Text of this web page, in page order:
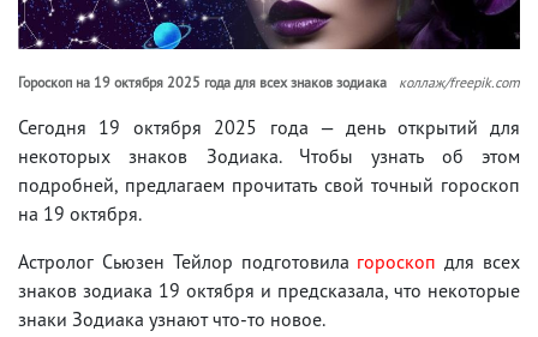
Гороскоп на 19 октября 2025 года для всех знаков зодиака коллаж/freepik.com
Сегодня 19 октября 2025 года — день открытий для
некоторых знаков Зодиака. Чтобы узнать об этом
подробней, предлагаем прочитать свой точный гороскоп
на 19 октября.
Астролог Сьюзен Тейлор подготовила гороскоп для всех
знаков зодиака 19 октября и предсказала, что некоторые
знаки Зодиака узнают что-то новое.